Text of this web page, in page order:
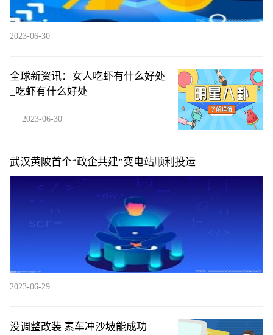
2023-06-30
全球新资讯：女人吃虾有什么好处
_吃虾有什么好处
2023-06-30
武汉黄陂首个“政企共建”变电站顺利投运
2023-06-29
没调整改装 素车冲沙坡能成功